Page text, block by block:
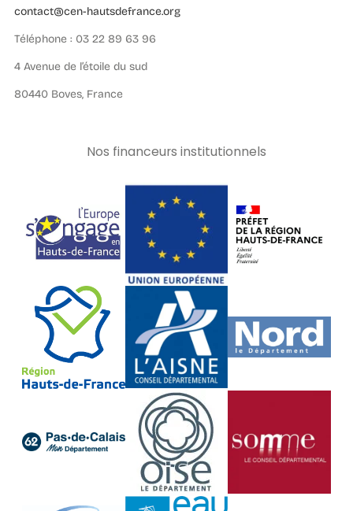
contact@cen-hautsdefrance.org
Téléphone : 03 22 89 63 96
4 Avenue de l’étoile du sud
80440 Boves, France
Nos financeurs institutionnels